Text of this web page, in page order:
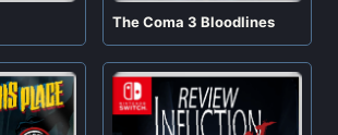
The Coma 3 Bloodlines